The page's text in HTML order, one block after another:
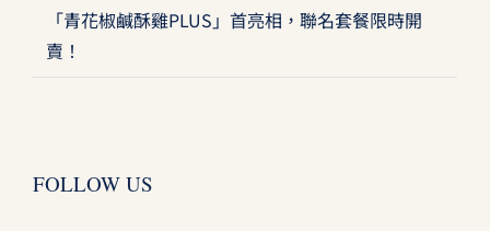
「青花椒鹹酥雞PLUS」首亮相，聯名套餐限時開
賣！
FOLLOW US